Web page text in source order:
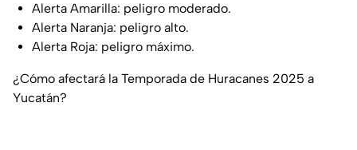
Alerta Amarilla: peligro moderado.
Alerta Naranja: peligro alto.
Alerta Roja: peligro máximo.
¿Cómo afectará la Temporada de Huracanes 2025 a
Yucatán?